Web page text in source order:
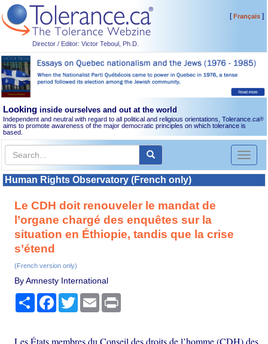
Director / Editor: Victor Teboul, Ph.D.
[Français]
Looking inside ourselves and out at the world
Independent and neutral with regard to all political and religious orientations, Tolerance.ca®
aims to promote awareness of the major democratic principles on which tolerance is
based.
Toggle
Human Rights Observatory (French only)
Le CDH doit renouveler le mandat de
l’organe chargé des enquêtes sur la
situation en Éthiopie, tandis que la crise
s’étend
(French version only)
By Amnesty International
Share Facebook
TwitterEmail
Les États membres du Conseil des droits de l’homme (CDH) des